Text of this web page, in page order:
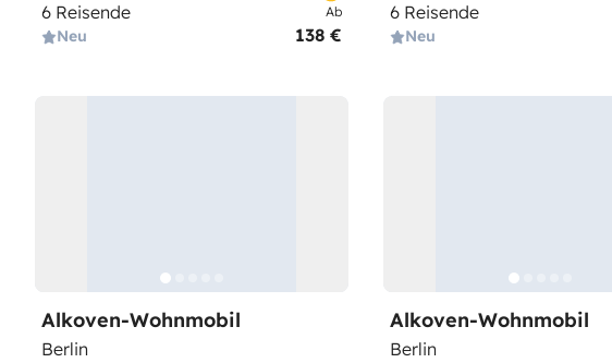
6 Reisende
Neu
Ab
138 €
6 Reisende
Neu
Alkoven-Wohnmobil
Berlin
Alkoven-Wohnmobil
Berlin